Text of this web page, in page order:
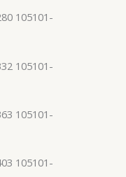
105101-
105101-
105101-
105101-